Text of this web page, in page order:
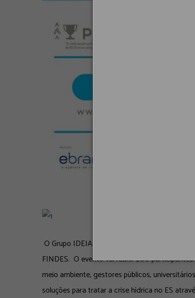
O Grupo IDEIAS participará do “ Desafio da
FINDES. O evento vai reunir 200
meio ambiente, gestores públicos,
soluções para tratar a crise hídrica no ES